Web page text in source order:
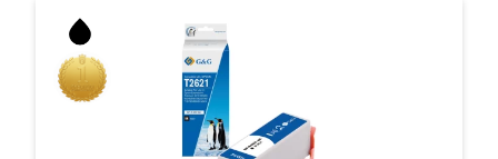
T2611
(26XL)
-
C13T26314012
C13T26114012